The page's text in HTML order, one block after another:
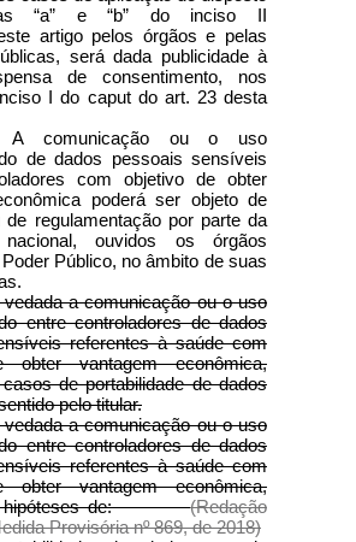
“a” e “b” do inciso II
artigo pelos órgãos e pelas
será dada publicidade à
de consentimento, nos
I do caput do art. 23 desta
comunicação ou o uso
de dados pessoais sensíveis
com objetivo de obter
poderá ser objeto de
de regulamentação por parte da
nacional, ouvidos os órgãos
Público, no âmbito de suas
vedada a comunicação ou o uso
entre controladores de dados
referentes à saúde com
obter vantagem econômica,
de portabilidade de dados
pelo titular.
vedada a comunicação ou o uso
entre controladores de dados
referentes à saúde com
obter vantagem econômica,
hipóteses de:(Redação
Provisória nº 869, de 2018)